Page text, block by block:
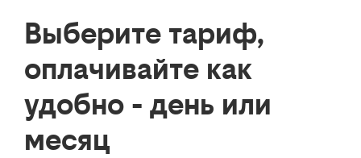
Выберите тариф,
оплачивайте как
удобно - день или
месяц